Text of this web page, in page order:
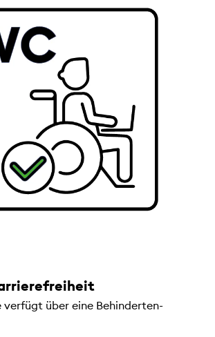
verfügt über eine Behinderten-